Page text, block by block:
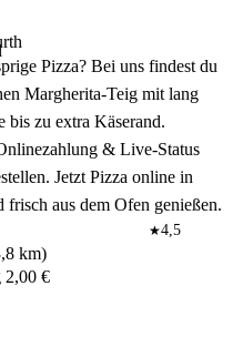
Pizza? Bei uns findest du
Margherita‑Teig mit lang
bis zu extra Käserand.
& Live‑Status
Jetzt Pizza online in
frisch aus dem Ofen genießen.
★4,5
km)
2,00 €